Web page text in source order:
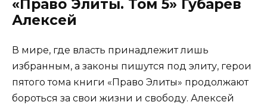
«Право Элиты. Том 5» Губарев
Алексей
В мире, где власть принадлежит лишь
избранным, а законы пишутся под элиту, герои
пятого тома книги «Право Элиты» продолжают
бороться за свои жизни и свободу. Алексей